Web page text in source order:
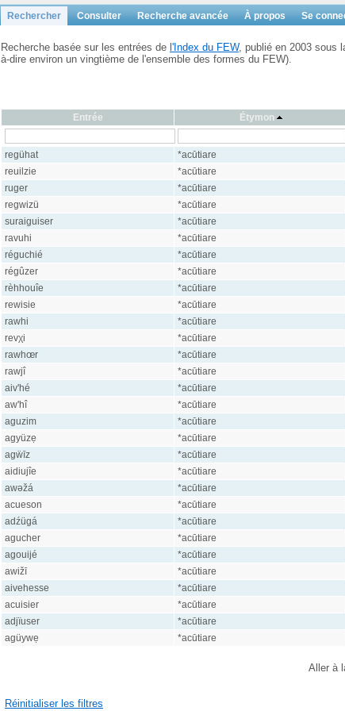
Rechercher Consulter Recherche avancée À propos Se
Recherche basée sur les entrées de l'Index du FEW, publié en 2003 sous
à-dire environ un vingtième de l'ensemble des formes du FEW).
Entrée Étymon
regühat *acūtiare
reuilzie
*acūtiare
ruger
*acūtiare
regwizü
*acūtiare
suraiguiser
*acūtiare
ravuhi
*acūtiare
réguchié
*acūtiare
régûzer
*acūtiare
rèhhouîe
*acūtiare
rewisie
*acūtiare
rawhi
*acūtiare
revχi
*acūtiare
rawhœr
*acūtiare
rawjî
*acūtiare
aiv'hé
*acūtiare
aw'hî
*acūtiare
aguzim
*acūtiare
agyüzẹ
*acūtiare
agẅīz
*acūtiare
aidiujîe
*acūtiare
awəžá
*acūtiare
acueson
*acūtiare
adźügá
*acūtiare
agucher
*acūtiare
agouijé
*acūtiare
awižī
*acūtiare
aivehesse
*acūtiare
acuisier
*acūtiare
adjïuser
*acūtiare
agüywẹ
*acūtiare
Aller à
Réinitialiser les filtres